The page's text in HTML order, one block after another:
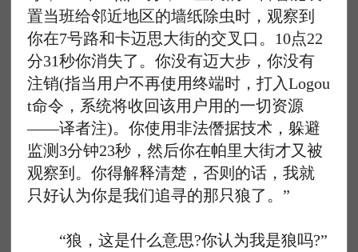
置当班给邻近地区的墙纸除虫时，观察到
你在7号路和卡迈思大街的交叉口。10点22
分31秒你消失了。你没有迈大步，你没有
注销(指当用户不再使用终端时，打入Logou
t命令，系统将收回该用户用的一切资源
——译者注)。你使用非法僭据技术，躲避
监测3分钟23秒，然后你在帕里大街才又被
观察到。你得解释清楚，否则的话，我就
只好认为你是我们追寻的那只狼了。”
“狼，这是什么意思?你认为我是狼吗?”